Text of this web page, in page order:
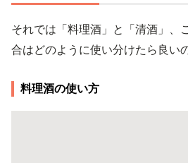
それでは「料理酒」と「清酒」、
合はどのように使い分けたら良い
料理酒の使い方